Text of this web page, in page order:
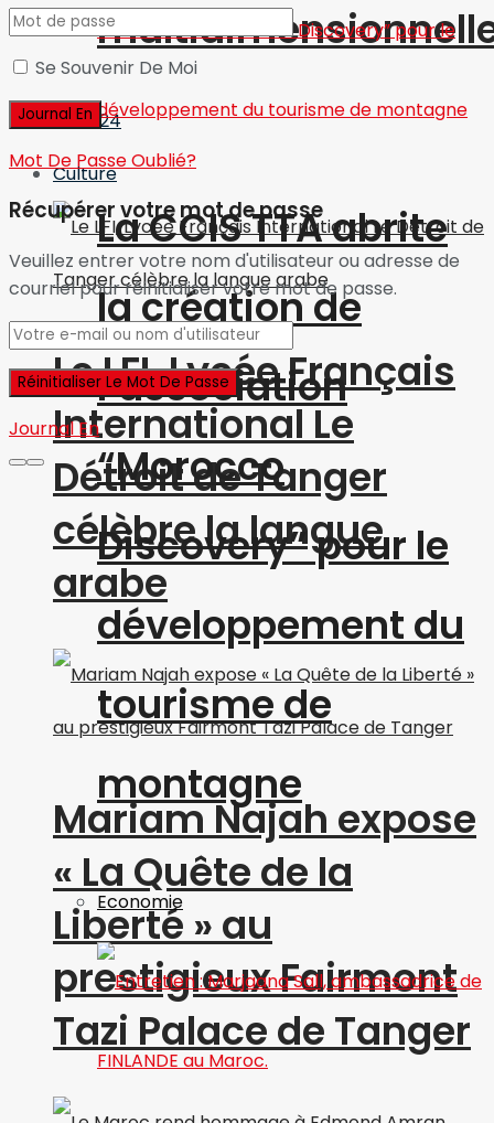
Infos 24
Culture
Le LFI, Lycée Français
International Le
Détroit de Tanger
célèbre la langue
arabe
Mariam Najah expose
« La Quête de la
Liberté » au
prestigieux Fairmont
Tazi Palace de Tanger
La CCIS TTA abrite
la création de
l’association
“Morocco
Discovery” pour le
développement du
tourisme de
montagne
Economie
Se Souvenir De Moi
Mot De Passe Oublié?
Récupérer votre mot de passe
Veuillez entrer votre nom d'utilisateur ou adresse de
courriel pour réinitialiser votre mot de passe.
Journal En